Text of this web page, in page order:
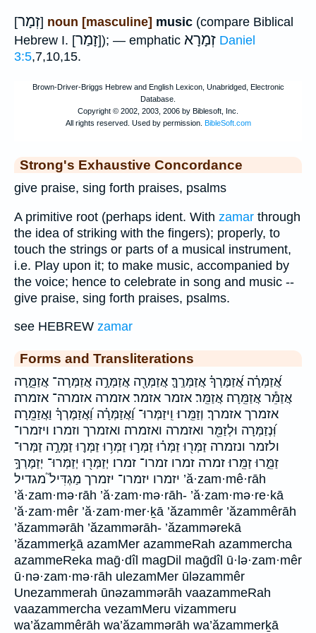
[זְמָר] noun [masculine] music (compare Biblical
Hebrew I. [זָמַר]); — emphatic זְמָרָא Daniel
3:5,7,10,15.
Strong's Exhaustive Concordance
give praise, sing forth praises, psalms
A primitive root (perhaps ident. With zamar through
the idea of striking with the fingers); properly, to
touch the strings or parts of a musical instrument,
i.e. Play upon it; to make music, accompanied by
the voice; hence to celebrate in song and music --
give praise, sing forth praises, psalms.
see HEBREW zamar
Forms and Transliterations
אֲ֝זַמְּרָ֗ה אֲ֝זַמֶּרְךָ֗ אֲזַמְּרֶֽךָּ׃ אֲזַמְּרָ֖ה אֲזַמְּרָ֣ה אֲזַמְּרָה־ אֲזַמֵּ֑רָה
אֲזַמֵּ֕ר אֲזַמֵּֽרָה׃ אֲזַמֵּֽר׃ אזמר אזמר׃ אזמרה אזמרה־ אזמרה׃
אזמרך אזמרך׃ וְזַמֵּֽרוּ׃ וִֽיזַמְּרוּ־ וַ֝אֲזַמְּרָ֗ה וַ֝אֲזַמֶּרְךָ֗ וַאֲזַמֵּֽרָה׃
וּֽ֝נְזַמְּרָה וּלְזַמֵּ֖ר ואזמרה ואזמרה׃ ואזמרך וזמרו׃ ויזמרו־
ולזמר ונזמרה זַמְּר֖וּ זַמְּר֗וּ זַמְּר֣וּ זַמְּר֥וּ זַמְּר֪וּ זַמְּרָ֣ה זַמְּרוּ־
זַמֵּ֑רוּ זַמֵּֽרוּ׃ זמרה זמרו זמרו־ זמרו׃ יְזַמְּר֖וּ יְזַמְּרוּ־ יְזַמֶּרְךָ֣
יזמרו יזמרו־ יזמרך מַגְדִּיל֮ מגדיל ’ă·zam·mê·rāh
’ă·zam·mə·rāh ’ă·zam·mə·rāh- ’ă·zam·mə·re·kā
’ă·zam·mêr ’ă·zam·mer·ḵā ’ăzammêr ’ăzammêrāh
’ăzammərāh ’ăzammərāh- ’ăzammərekā
’ăzammerḵā azamMer azammeRah azammercha
azammeReka maḡ·dîl magDil maḡdîl ū·lə·zam·mêr
ū·nə·zam·mə·rāh ulezamMer ūləzammêr
Unezammerah ūnəzammərāh vaazammeRah
vaazammercha vezamMeru vizammeru
wa’ăzammêrāh wa’ăzammərāh wa’ăzammerḵā